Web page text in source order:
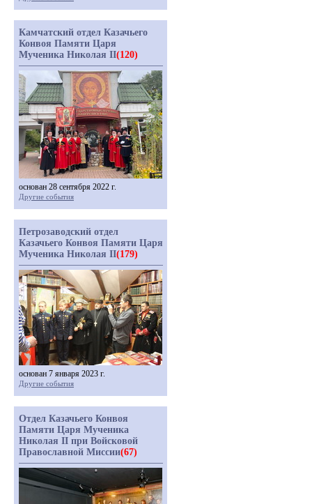
Камчатский отдел Казачьего
Конвоя Памяти Царя
Мученика Николая II(120)
основан 28 сентября 2022 г.
Другие события
Петрозаводский отдел
Казачьего Конвоя Памяти Царя
Мученика Николая II(179)
основан 7 января 2023 г.
Другие события
Отдел Казачьего Конвоя
Памяти Царя Мученика
Николая II при Войсковой
Православной Миссии(67)